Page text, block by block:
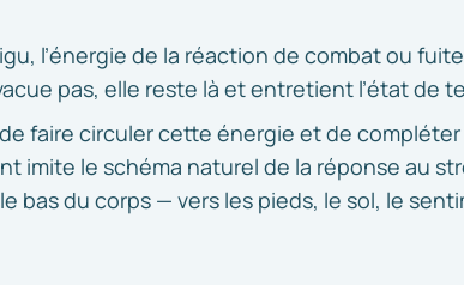
l’énergie de la réaction de combat ou
pas, elle reste là et entretient l’état de
faire circuler cette énergie et de
imite le schéma naturel de la réponse au
bas du corps — vers les pieds, le sol, le